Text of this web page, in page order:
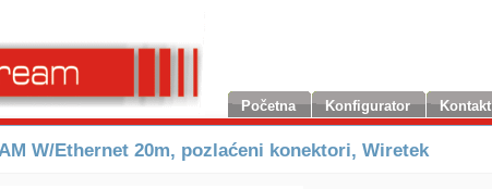
Početna Konfigurator Kontakt
W/Ethernet 20m, pozlaćeni konektori, Wiretek